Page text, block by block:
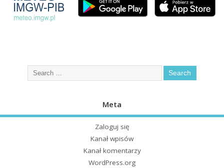
Meta
Zaloguj się
Kanał wpisów
Kanał komentarzy
WordPress.org